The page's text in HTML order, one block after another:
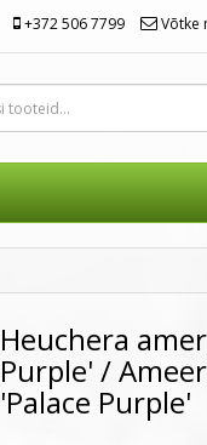
+372 506 7799 Võtke
Heuchera
Purple' /
'Palace Purple'